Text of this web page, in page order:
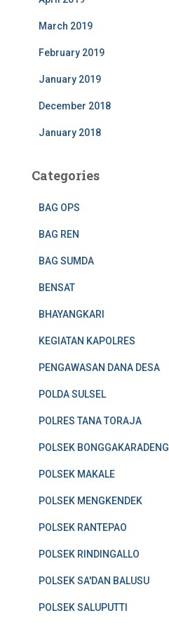
March 2019
February 2019
January 2019
December 2018
January 2018
Categories
BAG OPS
BAG REN
BAG SUMDA
BENSAT
BHAYANGKARI
KEGIATAN KAPOLRES
PENGAWASAN DANA DESA
POLDA SULSEL
POLRES TANA TORAJA
POLSEK BONGGAKARADENG
POLSEK MAKALE
POLSEK MENGKENDEK
POLSEK RANTEPAO
POLSEK RINDINGALLO
POLSEK SA'DAN BALUSU
POLSEK SALUPUTTI